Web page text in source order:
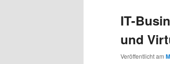
IT-
und
Veröffentlicht am